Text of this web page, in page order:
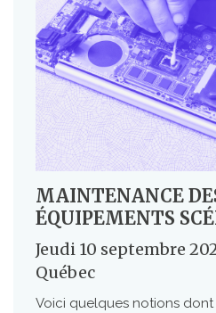
MAINTENANCE
ÉQUIPEMENTS
Jeudi 10 septembre
Québec
Voici quelques notions